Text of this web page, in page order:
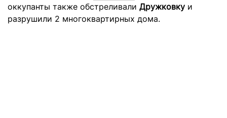
оккупанты также обстреливали Дружковку и
разрушили 2 многоквартирных дома.